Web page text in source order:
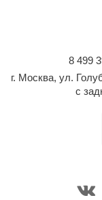
8 499
г. Москва, ул.
с